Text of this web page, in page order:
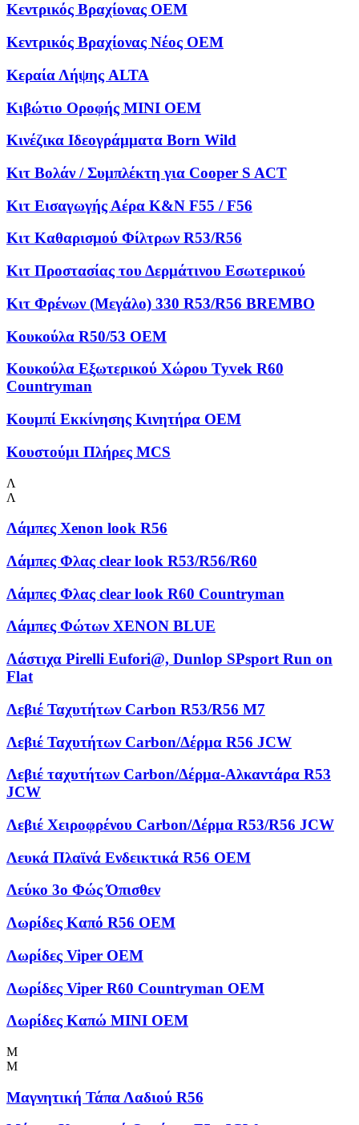
Κεντρικός Βραχίονας OEM
Κεντρικός Βραχίονας Νέος OEM
Κεραία Λήψης ALTA
Κιβώτιο Οροφής MINI OEM
Κινέζικα Ιδεογράμματα Born Wild
Κιτ Βολάν / Συμπλέκτη για Cooper S ACT
Κιτ Εισαγωγής Αέρα K&N F55 / F56
Κιτ Καθαρισμού Φίλτρων R53/R56
Κιτ Προστασίας του Δερμάτινου Εσωτερικού
Κιτ Φρένων (Μεγάλο) 330 R53/R56 BREMBO
Κουκούλα R50/53 OEM
Κουκούλα Εξωτερικού Χώρου Tyvek R60
Countryman
Κουμπί Εκκίνησης Κινητήρα OEM
Κουστούμι Πλήρες MCS
Λ
Λ
Λάμπες Xenon look R56
Λάμπες Φλας clear look R53/R56/R60
Λάμπες Φλας clear look R60 Countryman
Λάμπες Φώτων XENON BLUE
Λάστιχα Pirelli Eufori@, Dunlop SPsport Run on
Flat
Λεβιέ Ταχυτήτων Carbon R53/R56 M7
Λεβιέ Ταχυτήτων Carbon/Δέρμα R56 JCW
Λεβιέ ταχυτήτων Carbon/Δέρμα-Αλκαντάρα R53
JCW
Λεβιέ Χειροφρένου Carbon/Δέρμα R53/R56 JCW
Λευκά Πλαϊνά Ενδεικτικά R56 OEM
Λεύκο 3ο Φώς Όπισθεν
Λωρίδες Kαπό R56 OEM
Λωρίδες Viper OEM
Λωρίδες Viper R60 Countryman OEM
Λωρίδες Καπώ MINI OEM
Μ
Μ
Μαγνητική Τάπα Λαδιού R56